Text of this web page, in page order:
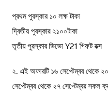
প্রথমপুরস্কার১০লক্ষটাকা
দ্বিতীয়পুরস্কার২১০০টাকা
তৃতীয়পুরস্কারভিভোY21গিফটবক্স
২.এইঅফারটি১৬সেপ্টেম্বরথেকে২০
সেপ্টেম্বরথেকে২৭সেপ্টেম্বরসকল